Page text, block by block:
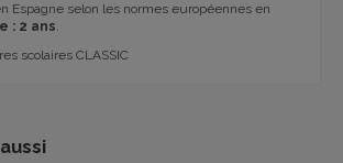
Espagne selon les normes européennes en
: 2 ans.
scolaires CLASSIC